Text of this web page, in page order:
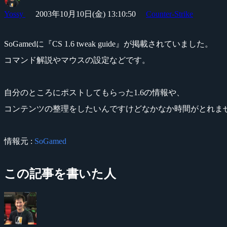
Yossy 2003年10月10日(金) 13:10:50 Counter-Strike
SoGamedに『CS 1.6 tweak guide』が掲載されていました。
コマンド解説やマウスの設定などです。
自分のところにポストしてもらった1.6の情報や、
コンテンツの整理をしたいんですけどなかなか時間がとれま
情報元 : SoGamed
この記事を書いた人